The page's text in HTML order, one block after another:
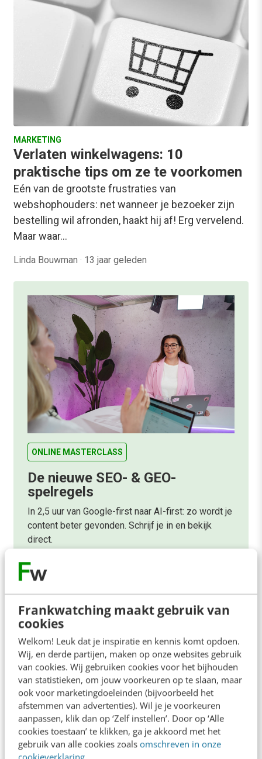
Frankwatching maakt gebruik van
cookies
Welkom! Leuk dat je inspiratie en kennis komt opdoen.
Wij, en derde partijen, maken op onze websites gebruik
van cookies. Wij gebruiken cookies voor het bijhouden
van statistieken, om jouw voorkeuren op te slaan, maar
ook voor marketingdoeleinden (bijvoorbeeld het
afstemmen van advertenties). Wil je je voorkeuren
aanpassen, klik dan op ‘Zelf instellen’. Door op ‘Alle
cookies toestaan’ te klikken, ga je akkoord met het
gebruik van alle cookies zoals omschreven in onze
MARKETING
Verlaten winkelwagens: 10
praktische tips om ze te voorkomen
Eén van de grootste frustraties van
webshophouders: net wanneer je bezoeker zijn
bestelling wil afronden, haakt hij af! Erg vervelend.
Maar waar…
Linda Bouwman · 13 jaar geleden
ONLINE MASTERCLASS
De nieuwe SEO- & GEO-
spelregels
In 2,5 uur van Google-first naar AI-first: zo wordt je
content beter gevonden. Schrijf je in en bekijk
direct.
Meer weten
Contact Redactie
redactie@frankwatching.com
+31 30 200 1045
Tarieven
Meer contactopties